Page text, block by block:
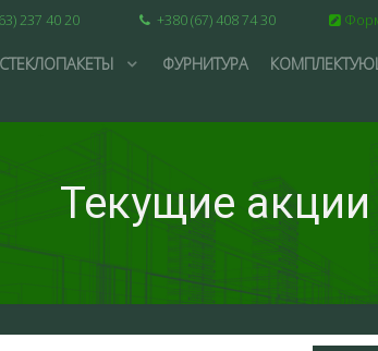
237 40 20 +380 (67) 408 74 30
СТЕКЛОПАКЕТЫ ФУРНИТУРА
Текущие